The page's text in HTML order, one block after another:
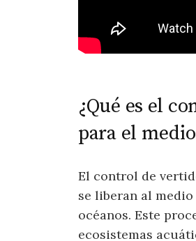
¿Qué es el
para el
El control de
se liberan al
océanos. Este
ecosistemas